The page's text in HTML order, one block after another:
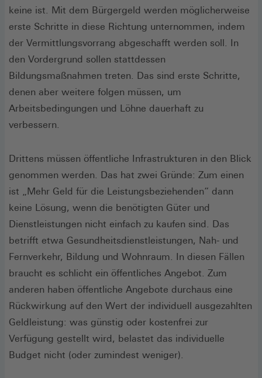
keine ist. Mit dem Bürgergeld werden möglicherweise
erste Schritte in diese Richtung unternommen, indem
der Vermittlungsvorrang abgeschafft werden soll. In
den Vordergrund sollen stattdessen
Bildungsmaßnahmen treten. Das sind erste Schritte,
denen aber weitere folgen müssen, um
Arbeitsbedingungen und Löhne dauerhaft zu
verbessern.
Drittens müssen öffentliche Infrastrukturen in den Blick
genommen werden. Das hat zwei Gründe: Zum einen
ist „Mehr Geld für die Leistungsbeziehenden“ dann
keine Lösung, wenn die benötigten Güter und
Dienstleistungen nicht einfach zu kaufen sind. Das
betrifft etwa Gesundheitsdienstleistungen, Nah- und
Fernverkehr, Bildung und Wohnraum. In diesen Fällen
braucht es schlicht ein öffentliches Angebot. Zum
anderen haben öffentliche Angebote durchaus eine
Rückwirkung auf den Wert der individuell ausgezahlten
Geldleistung: was günstig oder kostenfrei zur
Verfügung gestellt wird, belastet das individuelle
Budget nicht (oder zumindest weniger).